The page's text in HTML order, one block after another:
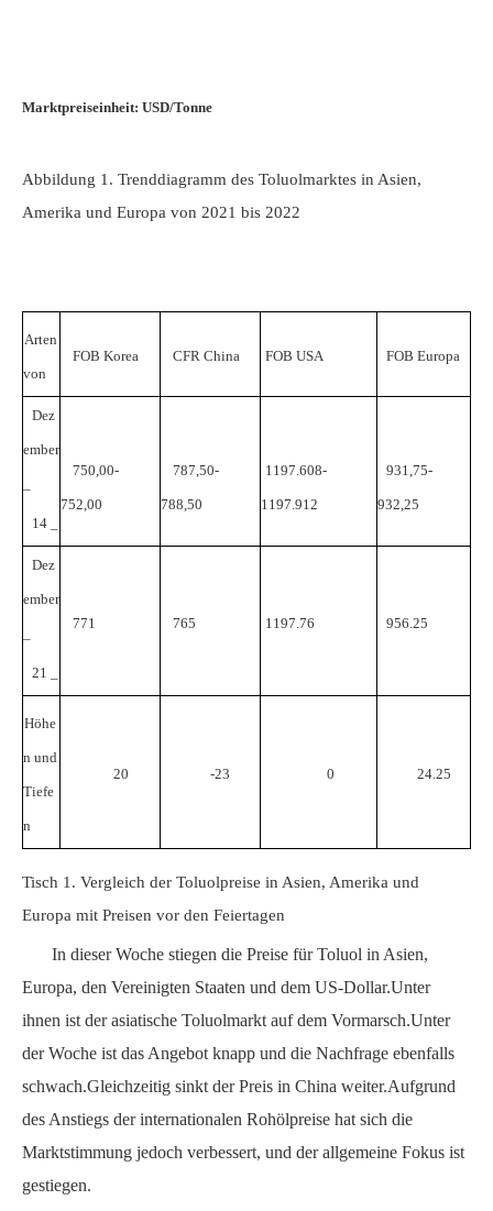
Marktpreiseinheit: USD/Tonne
Abbildung 1. Trenddiagramm des Toluolmarktes in Asien,
Amerika und Europa von 2021 bis 2022
Arten
von
FOB Korea CFR China FOB USA FOB Europa
Dez
ember
14
750,00-
752,00
787,50-
788,50
1197.608-
1197.912
931,75-
932,25
Dez
ember
21
771 765 1197.76 956.25
Höhe
n und
Tiefe
n
20 -23 0 24.25
Tisch 1. Vergleich der Toluolpreise in Asien, Amerika und
Europa mit Preisen vor den Feiertagen
In dieser Woche stiegen die Preise für Toluol in Asien,
Europa, den Vereinigten Staaten und dem US-Dollar.Unter
ihnen ist der asiatische Toluolmarkt auf dem Vormarsch.Unter
der Woche ist das Angebot knapp und die Nachfrage ebenfalls
schwach.Gleichzeitig sinkt der Preis in China weiter.Aufgrund
des Anstiegs der internationalen Rohölpreise hat sich die
Marktstimmung jedoch verbessert, und der allgemeine Fokus ist
gestiegen.